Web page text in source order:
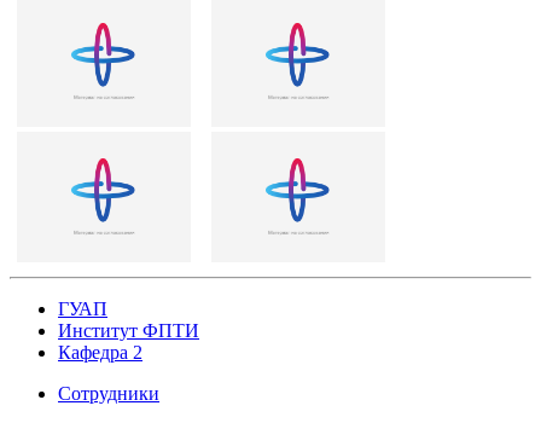
ГУАП
Институт ФПТИ
Кафедра 2
Сотрудники